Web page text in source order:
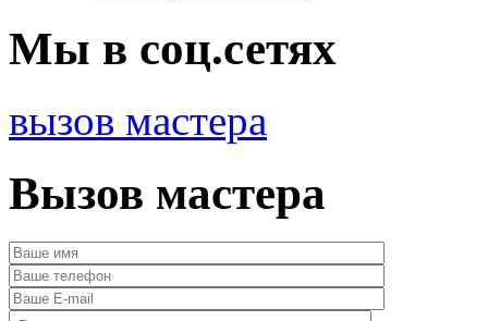
Мы в соц.сетях
вызов мастера
Вызов мастера